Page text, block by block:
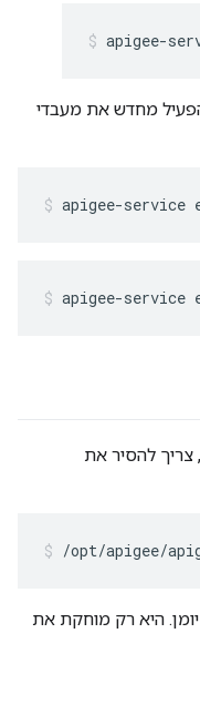
apigee-
מחדש את מעבדי
apigee-service
apigee-service
/opt/apigee/
היא רק מוחקת את